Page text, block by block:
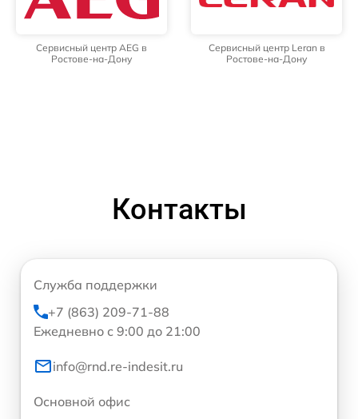
Сервисный центр AEG в
Ростове-на-Дону
Сервисный центр Leran в
Ростове-на-Дону
Контакты
Служба поддержки
+7 (863) 209-71-88
Ежедневно с 9:00 до 21:00
info@rnd.re-indesit.ru
Основной офис